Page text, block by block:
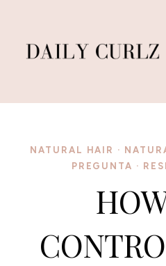
content
NATURAL HAIR ·
PREGUNTA ·